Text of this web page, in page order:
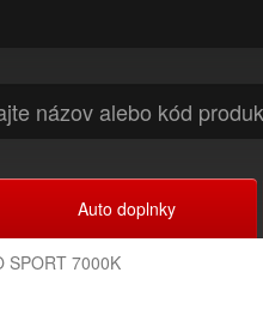
Auto doplnky
SPORT 7000K